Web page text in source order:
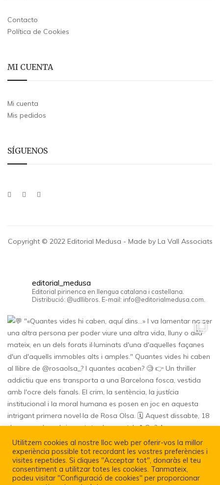
Contacto
Política de Cookies
MI CUENTA
Mi cuenta
Mis pedidos
SÍGUENOS
Copyright © 2022 Editorial Medusa - Made by La Vall Associats
editorial_medusa
Editorial pirinenca en llengua catalana i castellana.
Distribució: @udllibros. E-mail: info@editorialmedusa.com.
Utilitzem cookies al nostre lloc web per oferir-vos la millor
experiència possible tot recordant les vostres preferències i
visites repetides. Si cliques "Acceptar tot", donaràs el teu
consentiment a utilitzar totes les cookies. Tanmateix,
podeu visitar "Configuració de cookies" per proporcionar